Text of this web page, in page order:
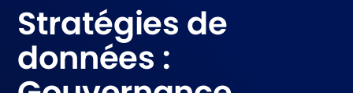
Stratégies de
données :